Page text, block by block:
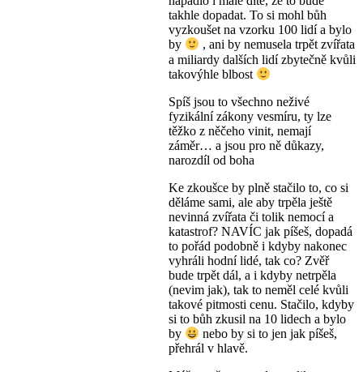
takhle dopadat. To si mohl bůh
vyzkoušet na vzorku 100 lidí a bylo
by
, ani by nemusela trpět zvířata
a miliardy dalších lidí zbytečně kvůli
takovýhle blbost
Spíš jsou to všechno neživé
fyzikální zákony vesmíru, ty lze
těžko z něčeho vinit, nemají
záměr… a jsou pro ně důkazy,
narozdíl od boha
Ke zkoušce by plně stačilo to, co si
děláme sami, ale aby trpěla ještě
nevinná zvířata či tolik nemocí a
katastrof? NAVÍC jak píšeš, dopadá
to pořád podobně i kdyby nakonec
vyhráli hodní lidé, tak co? Zvěř
bude trpět dál, a i kdyby netrpěla
(nevim jak), tak to neměl celé kvůli
takové pitmosti cenu. Stačilo, kdyby
si to bůh zkusil na 10 lidech a bylo
by
nebo by si to jen jak píšeš,
přehrál v hlavě.